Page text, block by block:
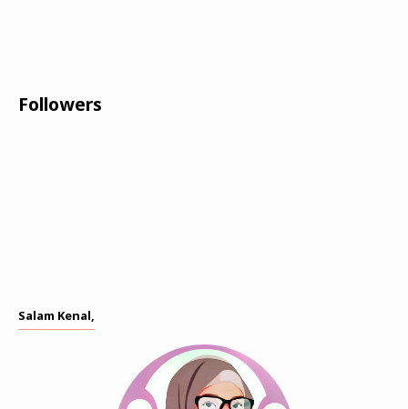
Followers
Salam Kenal,